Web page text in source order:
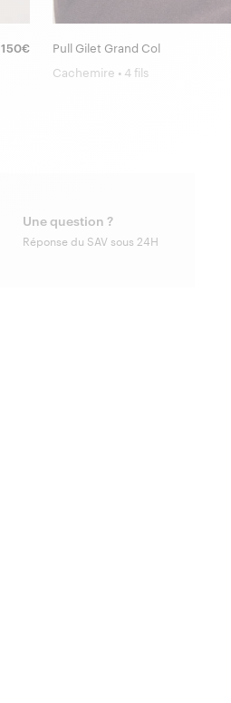
150€ Pull Gilet Grand Col
Cachemire • 4 fils
Une question ?
Réponse du SAV sous 24H